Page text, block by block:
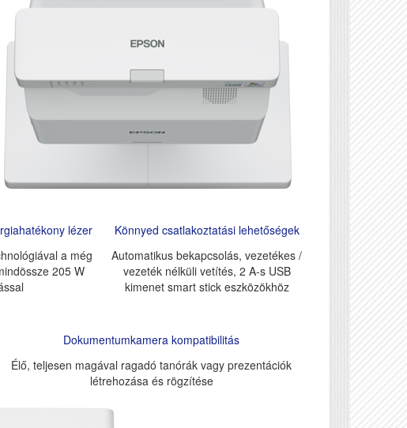
lézer
a még
205 W
Könnyed csatlakoztatási lehetőségek
Automatikus bekapcsolás, vezetékes /
vezeték nélküli vetítés, 2 A-s USB
kimenet smart stick eszközökhöz
Dokumentumkamera kompatibilitás
Élő, teljesen magával ragadó tanórák vagy prezentációk
létrehozása és rögzítése